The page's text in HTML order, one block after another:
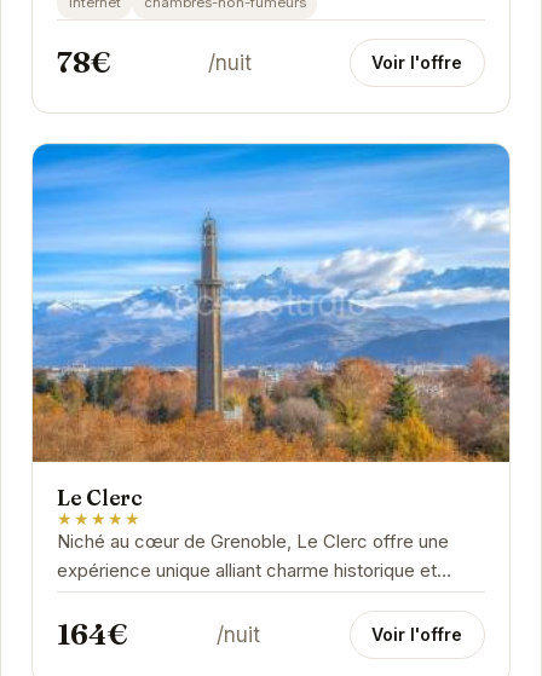
78€ /nuit Voir l'offre
Le Clerc
★★★★★
Niché au cœur de Grenoble, Le Clerc offre une
expérience unique alliant charme historique et
confort moderne. Ses chambres élégantes et...
164€ /nuit Voir l'offre